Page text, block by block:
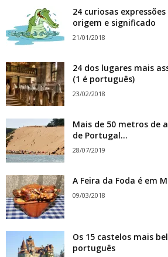
24 curiosas
origem e significado
21/01/2018
24 dos lugares mais
(1 é português)
23/02/2018
Mais de 50 metros de
de Portugal...
28/07/2019
A Feira da Foda é em
09/03/2018
Os 15 castelos mais
português